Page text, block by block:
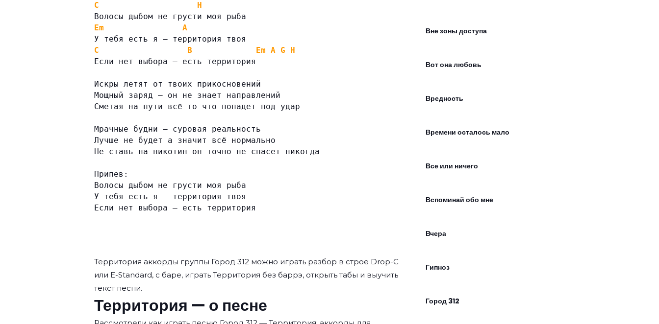
C
H
Волосы дыбом не грусти моя рыба
Em
A
У тебя есть я — территория твоя
C
B Em A G
H
Если нет выбора — есть территория
Искры летят от твоих прикосновений
Мощный заряд — он не знает направлений
Сметая на пути всё то что попадет под удар
Мрачные будни — суровая реальность
Лучше не будет а значит всё нормально
Не ставь на никотин он точно не спасет никогда
Припев:
Волосы дыбом не грусти моя рыба
У тебя есть я — территория твоя
Если нет выбора — есть территория
Территория аккорды группы Город 312 можно играть разбор в строе Drop-C
или E-Standard, с баре, играть Территория без баррэ, открыть табы и выучить
текст песни.
Территория — о песне
Вне зоны доступа
Вот она любовь
Вредность
Времени осталось мало
Все или ничего
Вспоминай обо мне
Вчера
Гипноз
Город 312